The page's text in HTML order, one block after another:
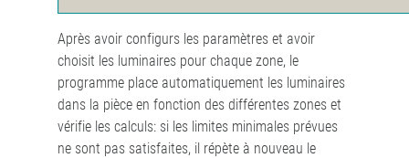
Après avoir configurs les paramètres et avoir
choisit les luminaires pour chaque zone, le
programme place automatiquement les luminaires
dans la pièce en fonction des différentes zones et
vérifie les calculs: si les limites minimales prévues
ne sont pas satisfaites, il répète à nouveau le